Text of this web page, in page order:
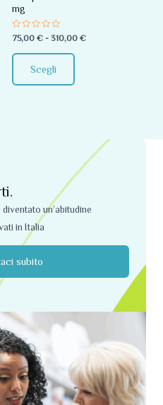
mg
Valutato
0
su
5
75,00 € - 310,00 €
Scegli
scelte
del
un’abitudine
​​in Italia
subito